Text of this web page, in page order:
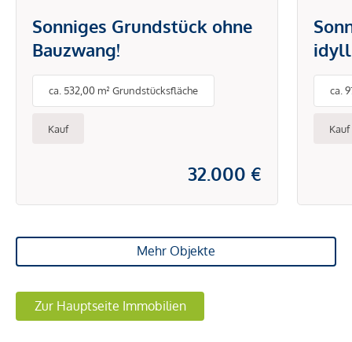
Sonniges Grundstück ohne
Bauzwang!
ca. 532,00 m² Grundstücksfläche
Kauf
32.000 €
ca.
Kauf
Mehr Objekte
Zur Hauptseite Immobilien